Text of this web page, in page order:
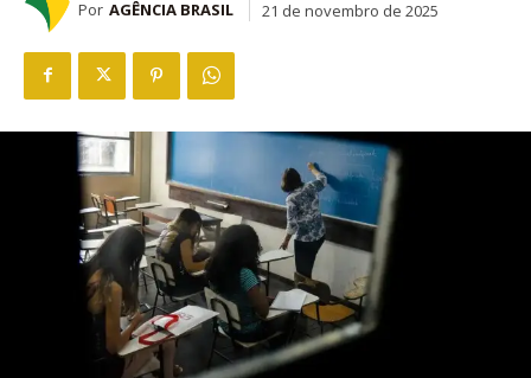
Por AGÊNCIA BRASIL 21 de novembro de 2025